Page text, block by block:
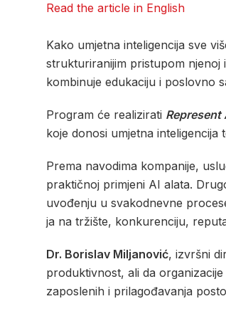
Read the article in English
Kako umjetna inteligencija sve
strukturiranijim pristupom njenoj
kombinuje edukaciju i poslovno
Program će realizirati Represent
koje donosi umjetna
Prema navodima kompanije,
praktičnoj primjeni AI alata.
uvođenju u svakodnevne
ja na tržište, konkurenciju,
Dr. Borislav Miljanović, izvršni
produktivnost, ali da
zaposlenih i prilagođavanja